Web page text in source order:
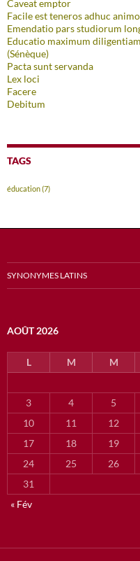
Caveat emptor
Facile est teneros adhuc
Emendatio pars studiorum
Educatio maximum
(Sénèque)
Pacta sunt servanda
Lex loci
Facere
Debitum
TAGS
éducation(7)
SYNONYMES LATINS
AOÛT 2026
L M M
3
4 5
10
11 12
17
18 19
24
25 26
31
« Fév